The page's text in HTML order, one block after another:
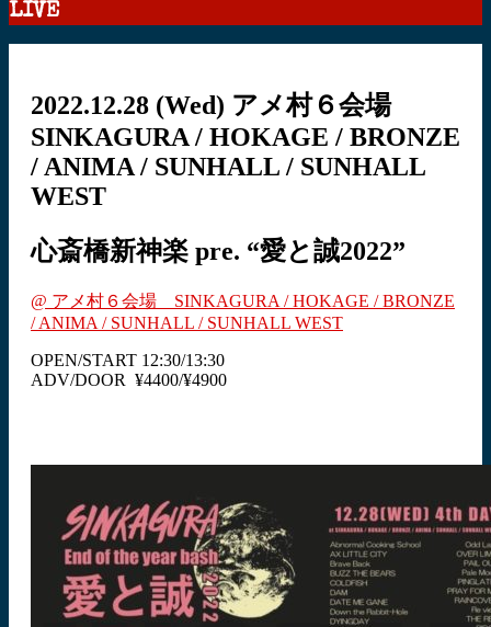
LIVE
2022.12.28 (Wed) アメ村６会場
SINKAGURA / HOKAGE / BRONZE
/ ANIMA / SUNHALL / SUNHALL
WEST
心斎橋新神楽 pre. “愛と誠2022”
@ アメ村６会場 SINKAGURA / HOKAGE / BRONZE
/ ANIMA / SUNHALL / SUNHALL WEST
OPEN/START 12:30/13:30
ADV/DOOR ¥4400/¥4900